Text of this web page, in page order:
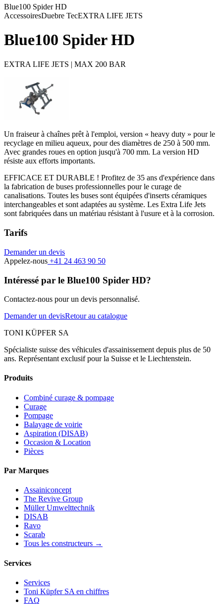
Blue100 Spider HD
AccessoiresDuebre TecEXTRA LIFE JETS
Blue100 Spider HD
EXTRA LIFE JETS | MAX 200 BAR
Un fraiseur à chaînes prêt à l'emploi, version « heavy duty » pour le
recyclage en milieu aqueux, pour des diamètres de 250 à 500 mm.
Avec grandes roues en option jusqu'à 700 mm. La version HD
résiste aux efforts importants.
EFFICACE ET DURABLE ! Profitez de 35 ans d'expérience dans
la fabrication de buses professionnelles pour le curage de
canalisations. Toutes les buses sont équipées d'inserts céramiques
interchangeables et sont adaptées au système. Les Extra Life Jets
sont fabriquées dans un matériau résistant à l'usure et à la corrosion.
Tarifs
Demander un devis
Appelez-nous +41 24 463 90 50
Intéressé par le Blue100 Spider HD?
Contactez-nous pour un devis personnalisé.
Demander un devisRetour au catalogue
TONI KÜPFER SA
Spécialiste suisse des véhicules d'assainissement depuis plus de 50
ans. Représentant exclusif pour la Suisse et le Liechtenstein.
Produits
Combiné curage & pompage
Curage
Pompage
Balayage de voirie
Aspiration (DISAB)
Occasion & Location
Pièces
Par Marques
Assainiconcept
The Revive Group
Müller Umwelttechnik
DISAB
Ravo
Scarab
Tous les constructeurs →
Services
Services
Toni Küpfer SA en chiffres
FAQ